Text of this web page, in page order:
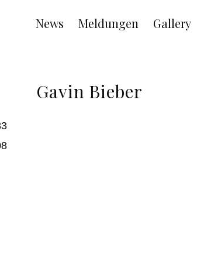
Main
navigation
News Meldungen Gallery
Gavin Bieber